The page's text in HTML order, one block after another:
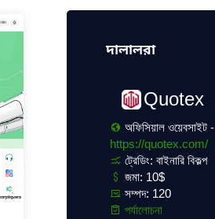
দালালরা
Quotex
অফিসিয়াল ওয়েবসাইট -
https://quotex.com/
ট্রেডিং: বাইনারি বিকল্প
জমা: 10$
সম্পদ: 120
পর্যালোচনা